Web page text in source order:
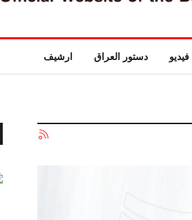
فيديو دستور العراق ارشيف